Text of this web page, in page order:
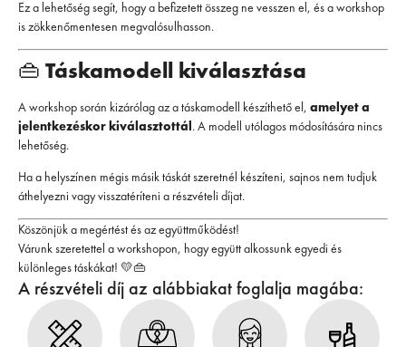
Ez a lehetőség segít, hogy a befizetett összeg ne vesszen el, és a workshop
is zökkenőmentesen megvalósulhasson.
👜 Táskamodell kiválasztása
A workshop során kizárólag az a táskamodell készíthető el, amelyet a
jelentkezéskor kiválasztottál. A modell utólagos módosítására nincs
lehetőség.
Ha a helyszínen mégis másik táskát szeretnél készíteni, sajnos nem tudjuk
áthelyezni vagy visszatéríteni a részvételi díjat.
Köszönjük a megértést és az együttműködést!
Várunk szeretettel a workshopon, hogy együtt alkossunk egyedi és
különleges táskákat! 💛👜
A részvételi díj az alábbiakat foglalja magába: